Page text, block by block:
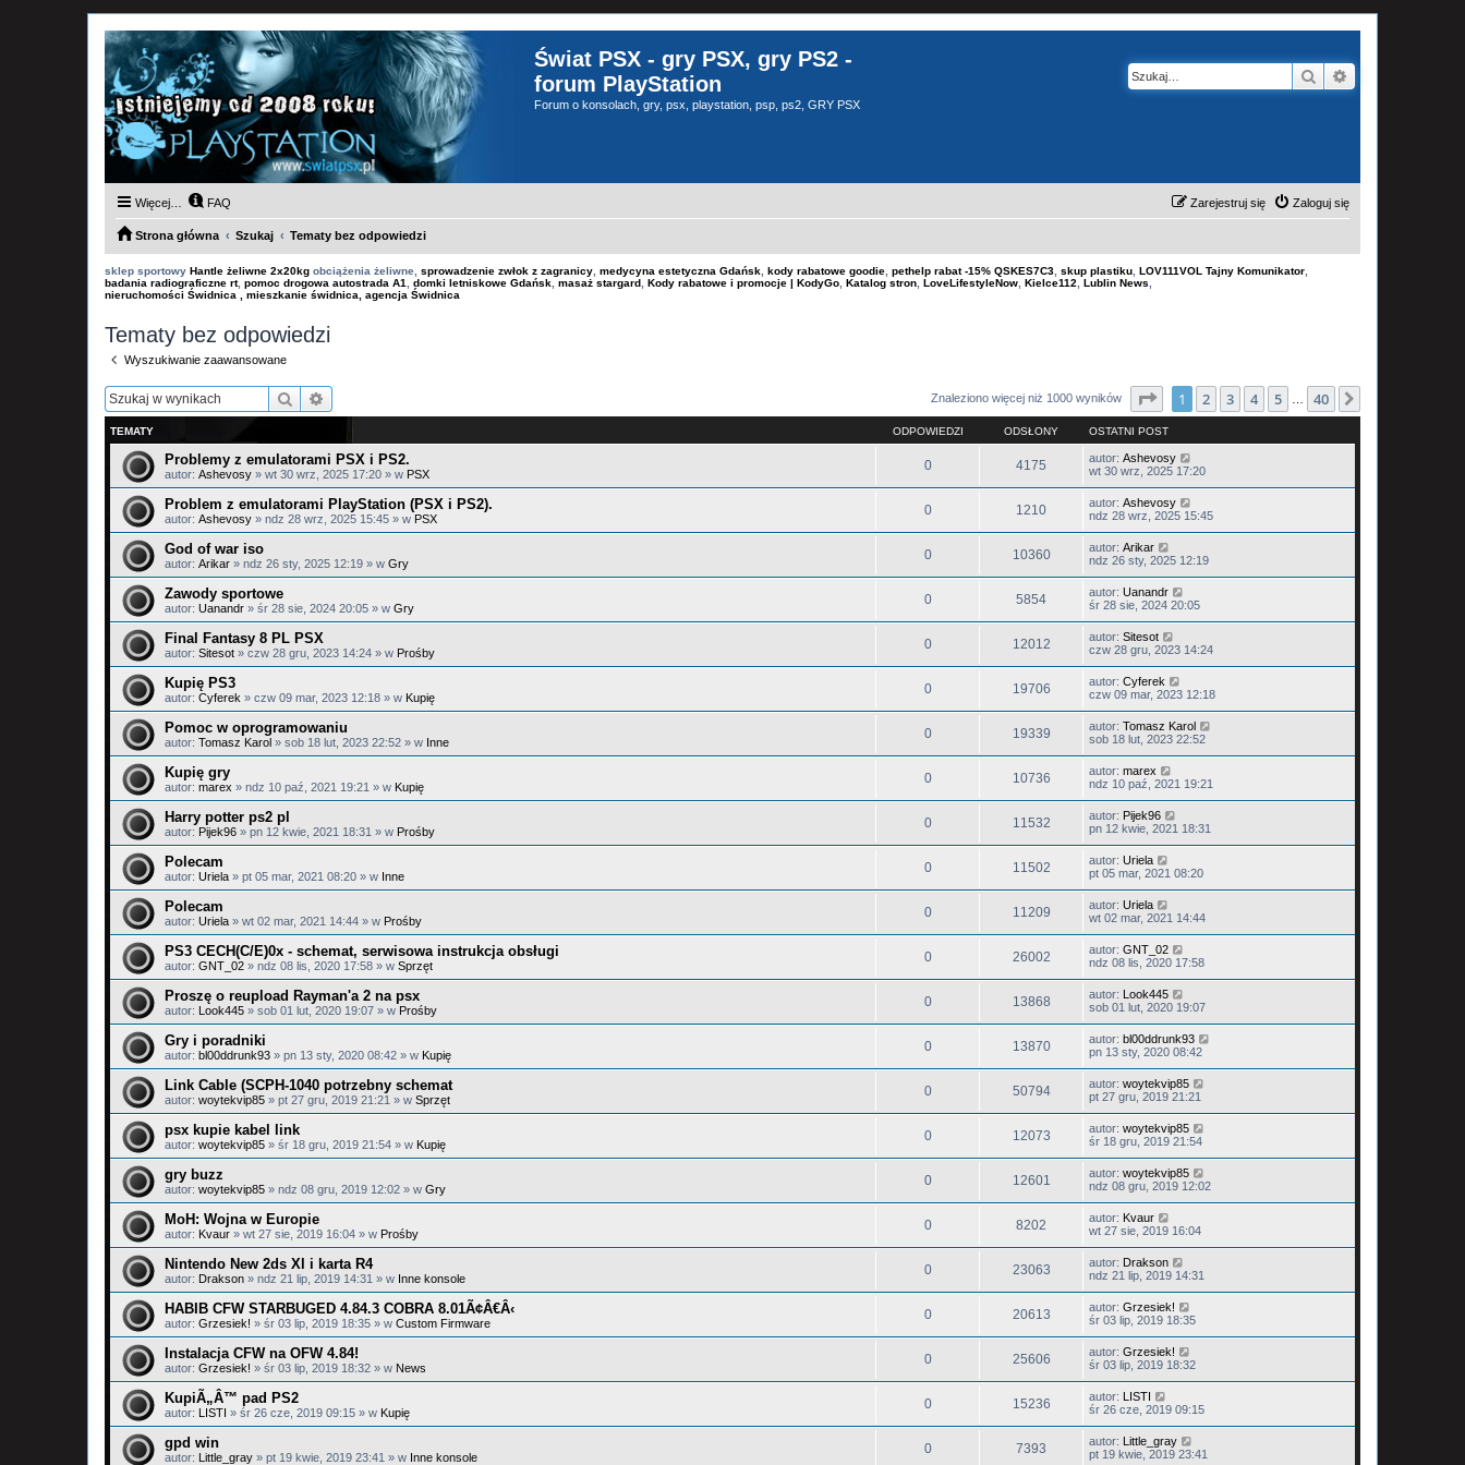
Świat PSX - gry PSX, gry PS2 -
forum PlayStation
Forum o konsolach, gry, psx, playstation, psp, ps2, GRY PSX
Szukaj
Więcej… FAQ Zaloguj się
Zarejestruj się
Strona główna Szukaj Tematy bez odpowiedzi
sklep sportowy Hantle żeliwne 2x20kg obciążenia żeliwne, sprowadzenie zwłok z zagranicy medycyna estetyczna Gdańsk kody rabatowe goodie pethelp rabat -15% QSKES7C3 skup plastiku LOV111VOL Tajny Komunikator
badania radiograficzne rt, pomoc drogowa autostrada A1 domki letniskowe Gdańsk masaż stargard Kody rabatowe i promocje | KodyGo Katalog stron LoveLifestyleNow Kielce112 Lublin News
nieruchomości Świdnica , mieszkanie świdnica, agencja Świdnica
Tematy bez odpowiedzi
Wyszukiwanie zaawansowane
Szukaj Znaleziono więcej niż 1000 wyników Strona1 40
1 2 3 4 5 40
TEMATY ODPOWIEDZI ODSŁONY OSTATNI POST
Problemy z emulatorami PSX i PS2.
autor: Ashevosy » wt 30 wrz, 2025 17:20 » w PSX
0 4175 autor: Ashevosy
wt 30 wrz, 2025 17:20
Problem z emulatorami PlayStation (PSX i PS2).
autor: Ashevosy » ndz 28 wrz, 2025 15:45 » w PSX
0 1210 autor: Ashevosy
ndz 28 wrz, 2025 15:45
God of war iso
autor: Arikar » ndz 26 sty, 2025 12:19 » w Gry
0 10360 autor: Arikar
ndz 26 sty, 2025 12:19
Zawody sportowe
autor: Uanandr » śr 28 sie, 2024 20:05 » w Gry
0 5854 autor: Uanandr
śr 28 sie, 2024 20:05
Final Fantasy 8 PL PSX
autor: Sitesot » czw 28 gru, 2023 14:24 » w Prośby
0 12012 autor: Sitesot
czw 28 gru, 2023 14:24
Kupię PS3
autor: Cyferek » czw 09 mar, 2023 12:18 » w Kupię
0 19706 autor: Cyferek
czw 09 mar, 2023 12:18
Pomoc w oprogramowaniu
autor: Tomasz Karol » sob 18 lut, 2023 22:52 » w Inne
0 19339 autor: Tomasz Karol
sob 18 lut, 2023 22:52
Kupię gry
autor: marex » ndz 10 paź, 2021 19:21 » w Kupię
0 10736 autor: marex
ndz 10 paź, 2021 19:21
Harry potter ps2 pl
autor: Pijek96 » pn 12 kwie, 2021 18:31 » w Prośby
0 11532 autor: Pijek96
pn 12 kwie, 2021 18:31
Polecam
autor: Uriela » pt 05 mar, 2021 08:20 » w Inne
0 11502 autor: Uriela
pt 05 mar, 2021 08:20
Polecam
autor: Uriela » wt 02 mar, 2021 14:44 » w Prośby
0 11209 autor: Uriela
wt 02 mar, 2021 14:44
PS3 CECH(C/E)0x - schemat, serwisowa instrukcja obsługi
autor: GNT_02 » ndz 08 lis, 2020 17:58 » w Sprzęt
0 26002 autor: GNT_02
ndz 08 lis, 2020 17:58
Proszę o reupload Rayman'a 2 na psx
autor: Look445 » sob 01 lut, 2020 19:07 » w Prośby
0 13868 autor: Look445
sob 01 lut, 2020 19:07
Gry i poradniki
autor: bl00ddrunk93 » pn 13 sty, 2020 08:42 » w Kupię
0 13870 autor: bl00ddrunk93
pn 13 sty, 2020 08:42
Link Cable (SCPH-1040 potrzebny schemat
autor: woytekvip85 » pt 27 gru, 2019 21:21 » w Sprzęt
0 50794 autor: woytekvip85
pt 27 gru, 2019 21:21
psx kupie kabel link
autor: woytekvip85 » śr 18 gru, 2019 21:54 » w Kupię
0 12073 autor: woytekvip85
śr 18 gru, 2019 21:54
gry buzz
autor: woytekvip85 » ndz 08 gru, 2019 12:02 » w Gry
0 12601 autor: woytekvip85
ndz 08 gru, 2019 12:02
MoH: Wojna w Europie
autor: Kvaur » wt 27 sie, 2019 16:04 » w Prośby
0 8202 autor: Kvaur
wt 27 sie, 2019 16:04
Nintendo New 2ds Xl i karta R4
autor: Drakson » ndz 21 lip, 2019 14:31 » w Inne konsole
0 23063 autor: Drakson
ndz 21 lip, 2019 14:31
HABIB CFW STARBUGED 4.84.3 COBRA 8.01Ã¢Â€Â‹
autor: Grzesiek! » śr 03 lip, 2019 18:35 » w Custom Firmware
0 20613 autor: Grzesiek!
śr 03 lip, 2019 18:35
Instalacja CFW na OFW 4.84!
autor: Grzesiek! » śr 03 lip, 2019 18:32 » w News
0 25606 autor: Grzesiek!
śr 03 lip, 2019 18:32
KupiÃ„Â™ pad PS2
autor: LISTI » śr 26 cze, 2019 09:15 » w Kupię
0 15236 autor: LISTI
śr 26 cze, 2019 09:15
gpd win
autor: Little_gray » pt 19 kwie, 2019 23:41 » w Inne konsole
0 7393 autor: Little_gray
pt 19 kwie, 2019 23:41